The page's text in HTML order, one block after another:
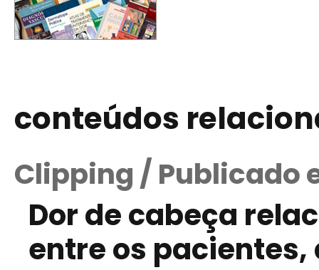
conteúdos
Clipping / Publicado
Dor de cabeça
entre os pacientes,